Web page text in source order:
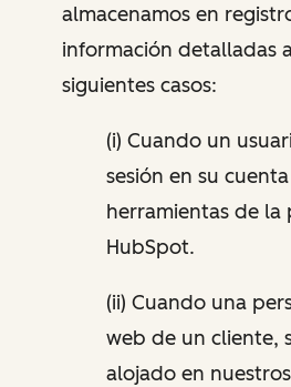
almacenamos en
información detalladas
siguientes casos:
(i) Cuando un
sesión en su
herramientas de la
HubSpot.
(ii) Cuando una
web de un cliente,
alojado en